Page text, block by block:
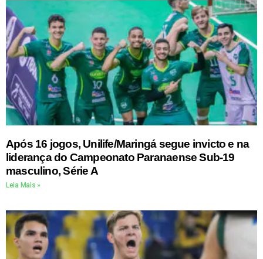
Após 16 jogos, Unilife/Maringá segue invicto e na
liderança do Campeonato Paranaense Sub-19
masculino, Série A
Leia Mais »